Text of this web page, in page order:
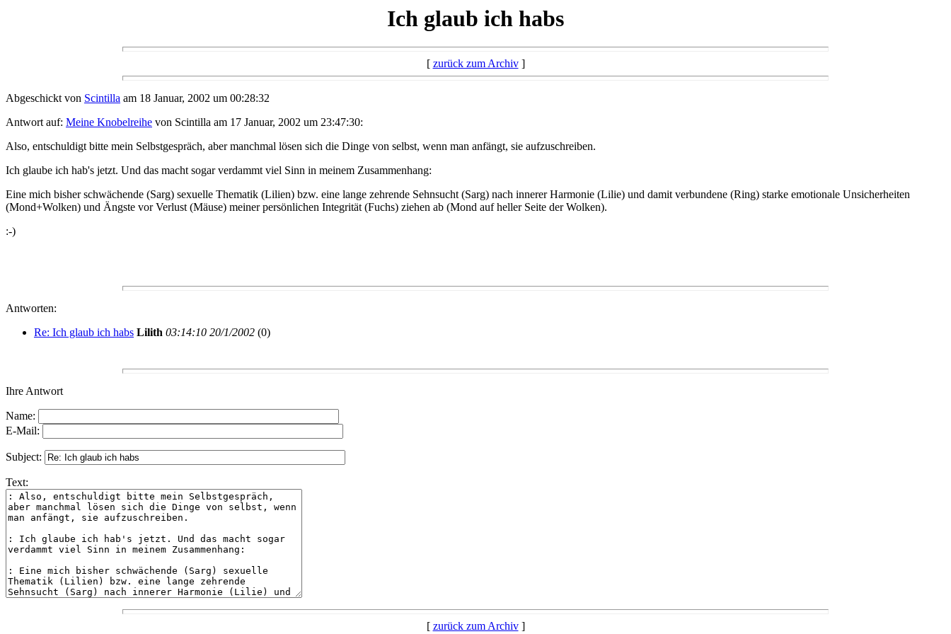
Ich glaub ich habs
[ zurück zum Archiv]
Abgeschickt von Scintilla am 18 Januar, 2002 um 00:28:32
Antwort auf: Meine Knobelreihe von Scintilla am 17 Januar, 2002 um 23:47:30:
Also, entschuldigt bitte mein Selbstgespräch, aber manchmal lösen sich die Dinge von selbst, wenn man anfängt, sie aufzuschreiben.
Ich glaube ich hab's jetzt. Und das macht sogar verdammt viel Sinn in meinem Zusammenhang:
Eine mich bisher schwächende (Sarg) sexuelle Thematik (Lilien) bzw. eine lange zehrende Sehnsucht (Sarg) nach innerer Harmonie (Lilie) und damit verbundene (Ring) starke emotionale Unsicherheiten
(Mond+Wolken) und Ängste vor Verlust (Mäuse) meiner persönlichen Integrität (Fuchs) ziehen ab (Mond auf heller Seite der Wolken).
:-)
Antworten:
Re: Ich glaub ich habs Lilith 03:14:10 20/1/2002 (0)
Ihre Antwort
Name:
E-Mail:
Subject:
Text:
[ zurück zum Archiv]